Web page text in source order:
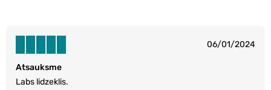
06/01/2024
Atsauksme
Labs lidzeklis.